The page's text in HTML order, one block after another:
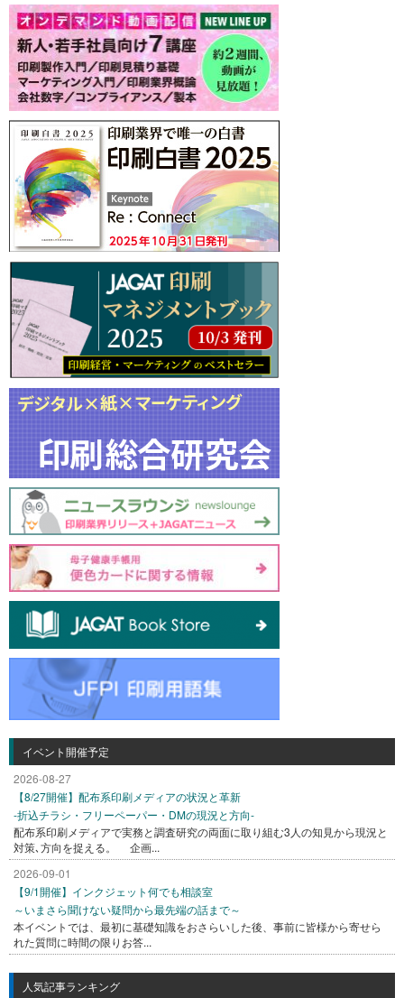
イベント開催予定
2026-08-27
【8/27開催】配布系印刷メディアの状況と革新
-折込チラシ・フリーペーパー・DMの現況と方向-
配布系印刷メディアで実務と調査研究の両面に取り組む3人の知見から現況と
対策､方向を捉える。 企画...
2026-09-01
【9/1開催】インクジェット何でも相談室
～いまさら聞けない疑問から最先端の話まで～
本イベントでは、最初に基礎知識をおさらいした後、事前に皆様から寄せら
れた質問に時間の限りお答...
人気記事ランキング